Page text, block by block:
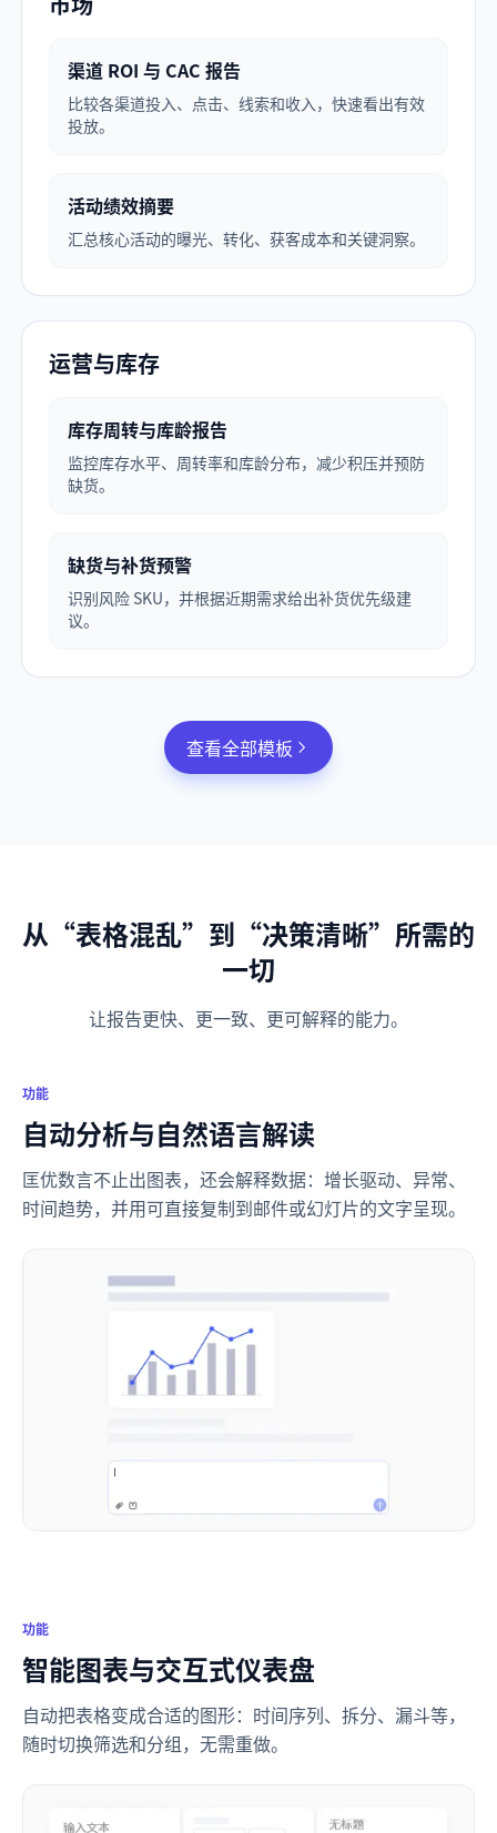
渠道 ROI 与 CAC 报告
比较各渠道投入、点击、线索和收入，快速看出有效
投放。
活动绩效摘要
汇总核心活动的曝光、转化、获客成本和关键洞察。
运营与库存
库存周转与库龄报告
监控库存水平、周转率和库龄分布，减少积压并预防
缺货。
缺货与补货预警
识别风险 SKU，并根据近期需求给出补货优先级建
议。
查看全部模板
从“表格混乱”到“决策清晰”所需的
一切
让报告更快、更一致、更可解释的能力。
功能
自动分析与自然语言解读
匡优数言不止出图表，还会解释数据：增长驱动、异常、
时间趋势，并用可直接复制到邮件或幻灯片的文字呈现。
功能
智能图表与交互式仪表盘
自动把表格变成合适的图形：时间序列、拆分、漏斗等，
随时切换筛选和分组，无需重做。